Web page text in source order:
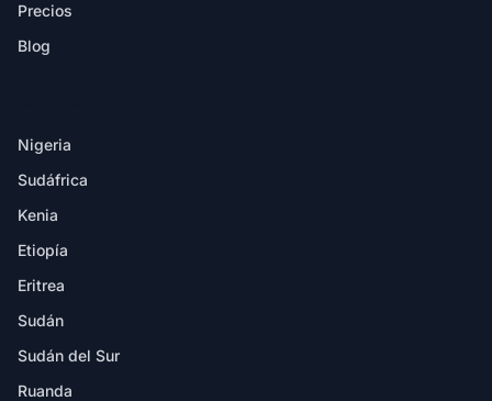
Precios
Blog
Nigeria
Sudáfrica
Kenia
Etiopía
Eritrea
Sudán
Sudán del Sur
Ruanda